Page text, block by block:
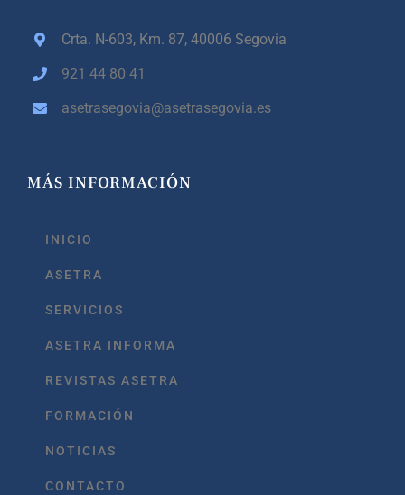
Crta. N-603, Km. 87,40006 Segovia
921 44 80 41
asetrasegovia@asetrasegovia.es
MÁS INFORMACIÓN
INICIO
ASETRA
SERVICIOS
ASETRA INFORMA
REVISTAS ASETRA
FORMACIÓN
NOTICIAS
CONTACTO